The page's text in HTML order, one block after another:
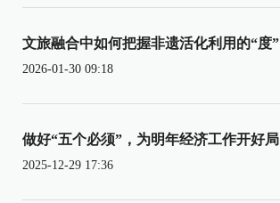
文旅融合中如何把握非遗活化利用的“度”
2026-01-30 09:18
做好“五个必须”，为明年经济工作开好局
2025-12-29 17:36